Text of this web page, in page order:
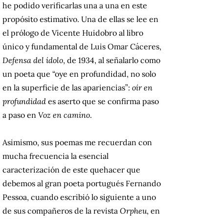
he podido verificarlas una a una en este
propósito estimativo. Una de ellas se lee en
el prólogo de Vicente Huidobro al libro
único y fundamental de Luis Omar Cáceres,
Defensa del ídolo, de 1934, al señalarlo como
un poeta que “oye en profundidad, no solo
en la superficie de las apariencias”: oír en
profundidad es aserto que se confirma paso
a paso en Voz en camino.
Asimismo, sus poemas me recuerdan con
mucha frecuencia la esencial
caracterización de este quehacer que
debemos al gran poeta portugués Fernando
Pessoa, cuando escribió lo siguiente a uno
de sus compañeros de la revista Orpheu, en